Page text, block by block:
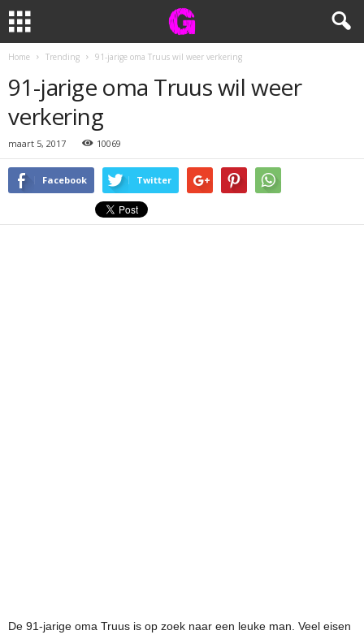
Home Trending 91-jarige oma Truus wil weer verkering
91-jarige oma Truus wil weer
verkering
maart 5, 2017 10069
Facebook Twitter
De 91-jarige oma Truus is op zoek naar een leuke man. Veel eisen